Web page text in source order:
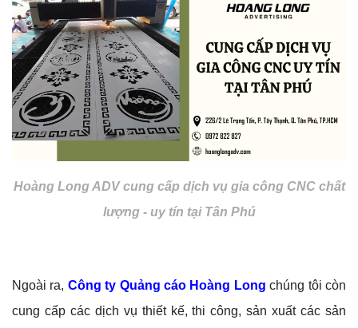
Hoàng Long ADV cung cấp dịch vụ gia công CNC chất
lượng - uy tín tại Tân Phú
Ngoài ra, Công ty Quảng cáo Hoàng Long chúng tôi còn
cung cấp các dịch vụ thiết kế, thi công, sản xuất các sản